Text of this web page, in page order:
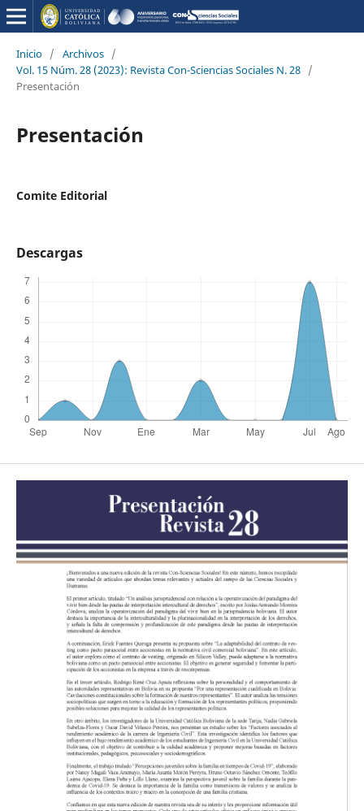
Inicio / Archivos /
Vol. 15 Núm. 28 (2023): Revista Con-Sciencias Sociales N. 28 /
Presentación
Presentación
Comite Editorial
Descargas